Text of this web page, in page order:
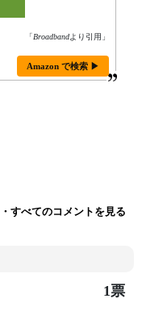
「Broadbandより引用」
Amazon で検索 ▶
すべてのコメントを見る
1票